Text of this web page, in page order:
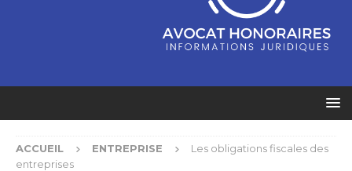
ACCUEIL ENTREPRISE
Les obligations fiscales des
entreprises